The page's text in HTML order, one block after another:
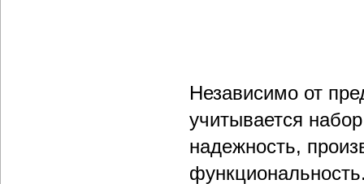
Независимо от
учитывается
надежность,